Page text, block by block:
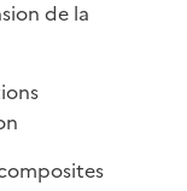
de la